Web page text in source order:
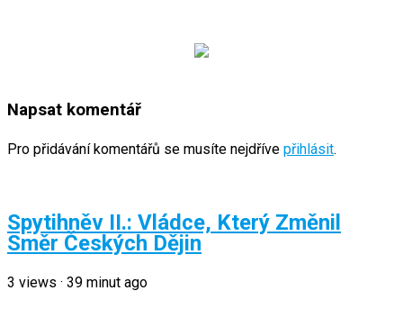
Napsat komentář
Pro přidávání komentářů se musíte nejdříve přihlásit.
Spytihněv II.: Vládce, Který Změnil
Směr Českých Dějin
3 views · 39 minut ago